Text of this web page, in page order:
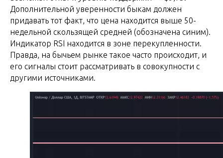
Дополнительной уверенности быкам должен
придавать тот факт, что цена находится выше 50-
недельной скользящей средней (обозначена синим).
Индикатор RSI находится в зоне перекупленности.
Правда, на бычьем рынке такое часто происходит, и
его сигналы стоит рассматривать в совокупности с
другими источниками.